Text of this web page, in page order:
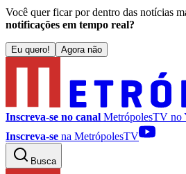
Você quer ficar por dentro das notícias
notificações em tempo real?
Eu quero! Agora não
Inscreva-se no canal MetrópolesTV no
Inscreva-se na MetrópolesTV
Busca